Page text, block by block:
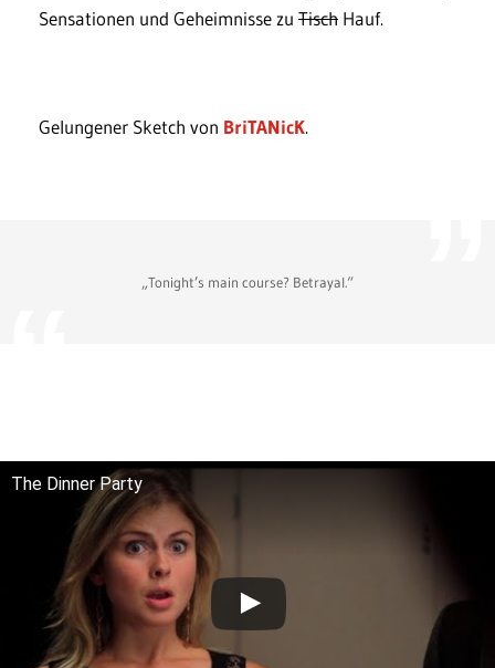
Sensationen und Geheimnisse zu Tisch Hauf.
Gelungener Sketch von BriTANicK.
„Tonight’s main course? Betrayal.“
The Dinner Party